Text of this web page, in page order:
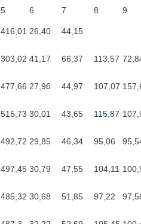
5 6 7 8
9
416,01 26,40 44,15
303,02 41,17 66,37 113,57
477,66 27,96 44,97 107,07
515,73 30,01 43,65 115,87
492,72 29,85 46,34 95,06
497,45 30,79 47,55 104,11
485,32 30,68 51,85 97,22